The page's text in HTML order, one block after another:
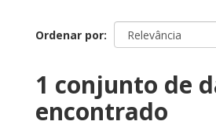
Ordenar por
1 conjunto de
encontrado